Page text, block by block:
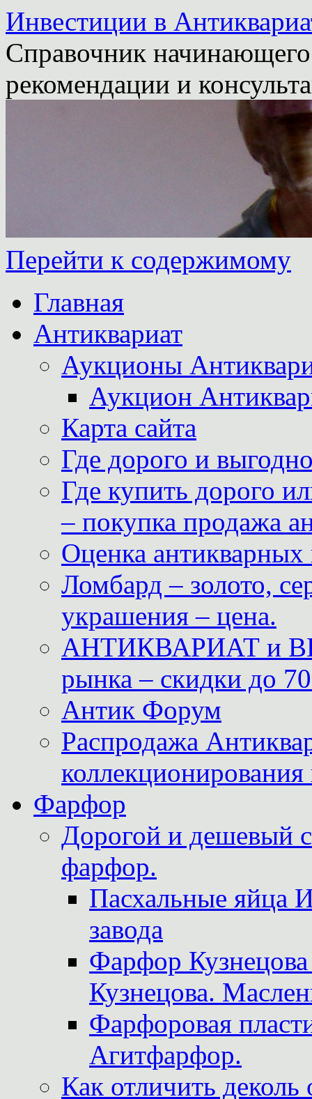
Инвестиции в
Справочник
рекомендации и
Перейти к содержимому
Главная
Антиквариат
Аукционы
Аукцион
Карта сайта
Где дорого и
Где купить дорого
– покупка продажа
Оценка антикварных
Ломбард – золото,
украшения – цена.
АНТИКВАРИАТ и
рынка – скидки до
Антик Форум
Распродажа
Фарфор
Дорогой и дешевый
фарфор.
Пасхальные яйца
завода
Фарфор
Кузнецова.
Фарфоровая
Агитфарфор.
Как отличить